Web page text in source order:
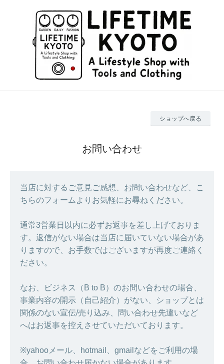
ショップへ戻る
お問い合わせ
当店に対するご意見ご感想、お問い合わせなど、こ
ちらのフォームよりお気軽にお尋ねください。
通常3営業日以内に必ずお返事を差し上げておりま
す。返信がない場合は当店に届いていない場合があ
りますので、お手数ではございますが再度ご連絡く
ださい。
なお、ビジネス（B to B）のお問い合わせの場合、
事業内容の開示（自己紹介）がない、ショップとは
関係のない宣伝/売り込み、問い合わせ先違いなど
へはお返事を控えさせていただいております。
※yahooメール、hotmail、gmailなどをご利用の場